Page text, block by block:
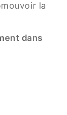
la
dans